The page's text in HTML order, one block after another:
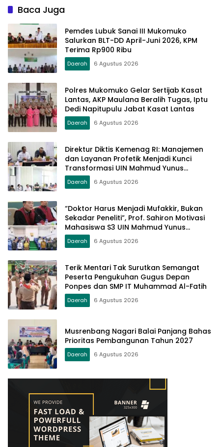
Baca Juga
Pemdes Lubuk Sanai III Mukomuko
Salurkan BLT-DD April-Juni 2026, KPM
Terima Rp900 Ribu
Daerah 6 Agustus 2026
Polres Mukomuko Gelar Sertijab Kasat
Lantas, AKP Maulana Beralih Tugas, Iptu
Dedi Napitupulu Jabat Kasat Lantas
Daerah 6 Agustus 2026
Direktur Diktis Kemenag RI: Manajemen
dan Layanan Profetik Menjadi Kunci
Transformasi UIN Mahmud Yunus
Batusangkar Menjadi Kampus
Bereputasi Global
Daerah 6 Agustus 2026
“Doktor Harus Menjadi Mufakkir, Bukan
Sekadar Peneliti”, Prof. Sahiron Motivasi
Mahasiswa S3 UIN Mahmud Yunus
Batusangkar
Daerah 6 Agustus 2026
Terik Mentari Tak Surutkan Semangat
Peserta Pengukuhan Gugus Depan
Ponpes dan SMP IT Muhammad Al-Fatih
Daerah 6 Agustus 2026
Musrenbang Nagari Balai Panjang Bahas
Prioritas Pembangunan Tahun 2027
Daerah 6 Agustus 2026